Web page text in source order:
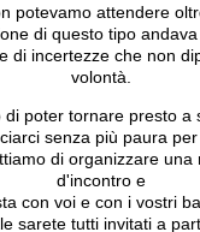
potevamo attendere
di questo tipo
di incertezze che non
volontà.
di poter tornare presto a
senza più paura
di organizzare una
d'incontro e
con voi e con i vostri
sarete tutti invitati a